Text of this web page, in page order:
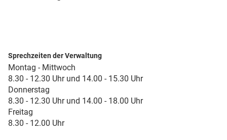
Sprechzeiten der Verwaltung
Montag - Mittwoch
8.30 - 12.30 Uhr und 14.00 - 15.30 Uhr
Donnerstag
8.30 - 12.30 Uhr und 14.00 - 18.00 Uhr
Freitag
8.30 - 12.00 Uhr